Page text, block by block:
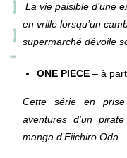
La vie paisible d’une
en vrille lorsqu’un
supermarché dévoile
ONE PIECE– à
Cette série en
aventures d’un
manga d’Eiichiro Oda.